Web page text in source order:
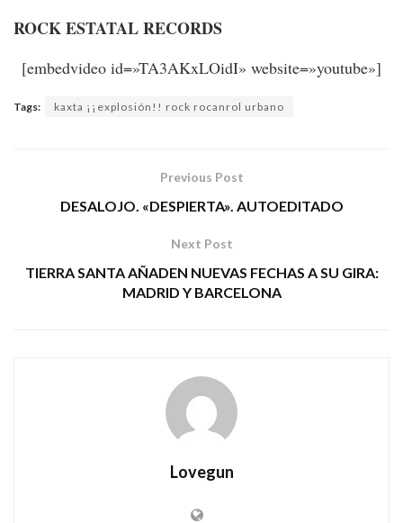
ROCK ESTATAL RECORDS
[embedvideo id=»TA3AKxLOidI» website=»youtube»]
Tags: kaxta ¡¡explosión!! rock rocanrol urbano
Previous Post
DESALOJO. «DESPIERTA». AUTOEDITADO
Next Post
TIERRA SANTA AÑADEN NUEVAS FECHAS A SU GIRA:
MADRID Y BARCELONA
Lovegun